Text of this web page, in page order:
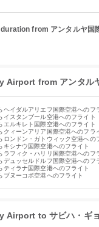
from アンタルヤ国
Airport from アンタル
ヘイダルアリエフ国際空港へのフ
イスタンブール空港へのフライト
エルキレト国際空港へのフライト
クィーンアリア国際空港へのフラ
ロンドン・ガトウィック空港への
キシナウ国際空港へのフライト
ラフィク・ハリリ国際空港へのフ
デュッセルドルフ国際空港へのフ
ティラナ国際空港へのフライト
ブヌーコボ空港へのフライト
Airport to サビハ・ギ